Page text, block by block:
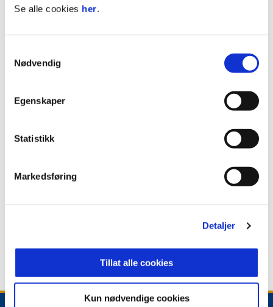
Se alle cookies her.
Nødvendig
Egenskaper
Statistikk
Markedsføring
Detaljer
Tillat alle cookies
Kun nødvendige cookies
SAMARBEIDET PÅ NYE NADDERUD
Se flere nyheter